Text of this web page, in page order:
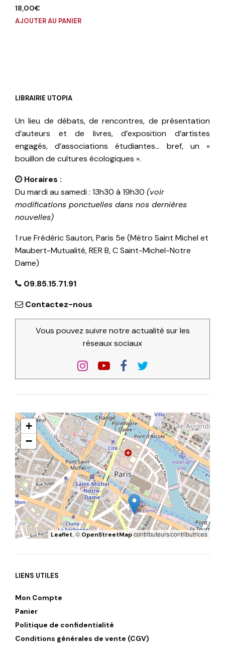
18,00€
AJOUTER AU PANIER
LIBRAIRIE UTOPIA
Un lieu de débats, de rencontres, de présentation
d’auteurs et de livres, d’exposition d’artistes
engagés, d’associations étudiantes… bref, un «
bouillon de cultures écologiques ».
Horaires :
Du mardi au samedi : 13h30 à 19h30 (voir
modifications ponctuelles dans nos dernières
nouvelles)
1 rue Frédéric Sauton, Paris 5e (Métro Saint Michel et
Maubert-Mutualité, RER B, C Saint-Michel-Notre
Dame)
09.85.15.71.91
Contactez-nous
Vous pouvez suivre notre actualité sur les
réseaux sociaux
+
−
Leaflet, ©OpenStreetMapcontributeurs/contributrices
LIENS UTILES
Mon Compte
Panier
Politique de confidentialité
Conditions générales de vente (CGV)